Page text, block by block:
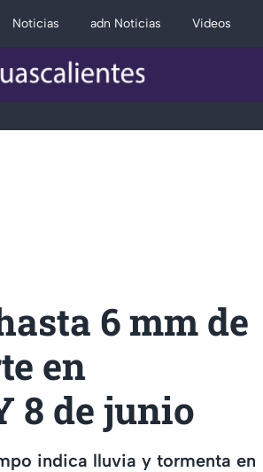
Noticias adn Noticias Videos
6 mm de
en
8 de junio
indica lluvia y tormenta en